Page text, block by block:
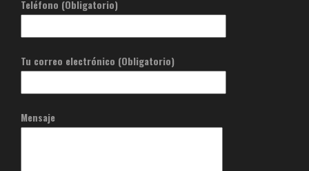
Teléfono (Obligatorio)
Tu correo electrónico (Obligatorio)
Mensaje